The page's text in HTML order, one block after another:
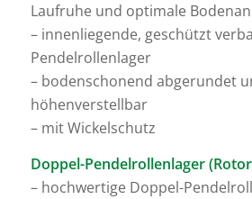
Laufruhe und optimale
– innenliegende, geschützt
Pendelrollenlager
– bodenschonend abgerundet
höhenverstellbar
– mit Wickelschutz
Doppel-Pendelrollenlager
– hochwertige Doppel-